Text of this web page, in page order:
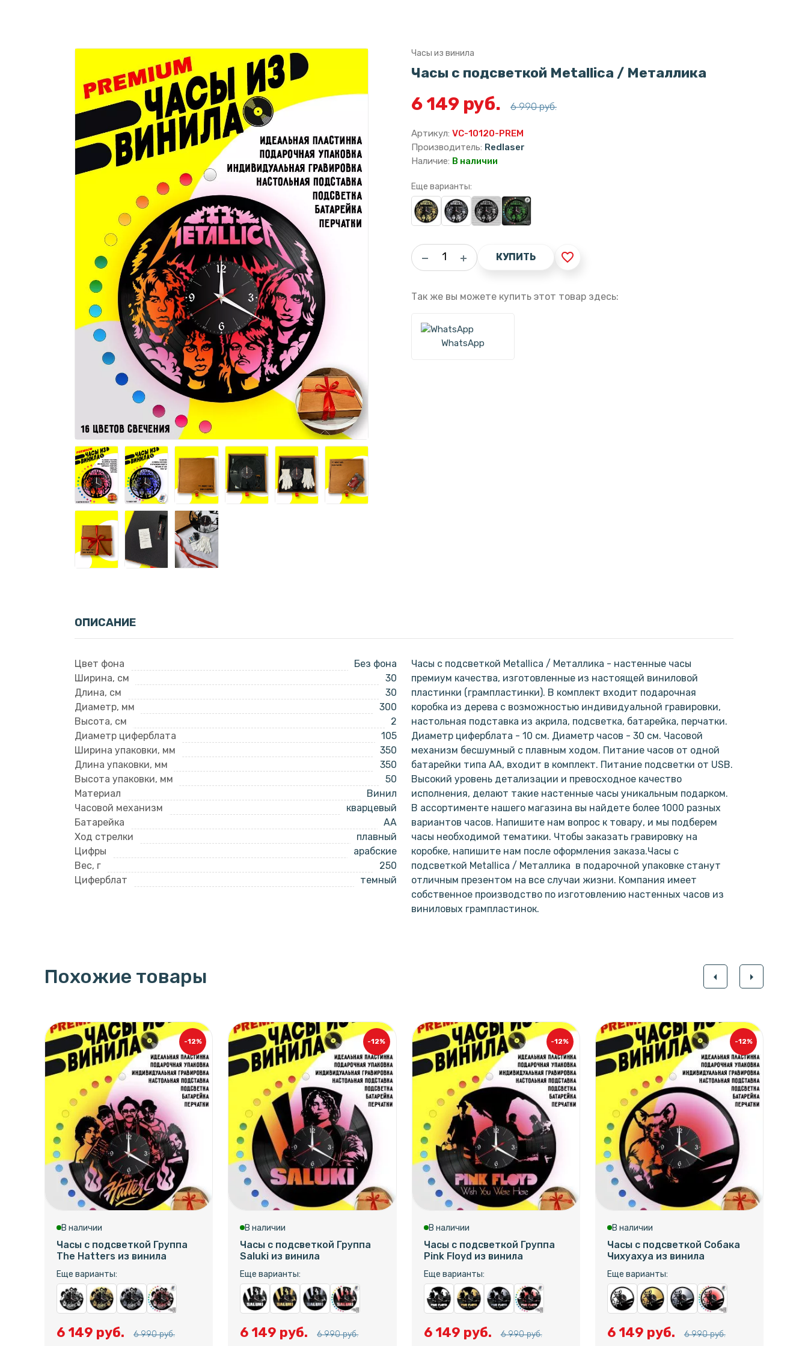
Часы из винила
Часы с подсветкой Metallica / Металлика
6 149 руб. 6 990 руб.
Артикул: VC-10120-PREM
Производитель: Redlaser
Наличие: В наличии
Еще варианты:
КУПИТЬ favorite_border
Так же вы можете купить этот товар здесь:
WhatsApp
ОПИСАНИЕ
Цвет фона
Без фона
Ширина, см
30
Длина, см
30
Диаметр, мм
300
Высота, см
2
Диаметр циферблата
105
Ширина упаковки, мм
350
Длина упаковки, мм
350
Высота упаковки, мм
50
Материал
Винил
Часовой механизм
кварцевый
Батарейка
AA
Ход стрелки
плавный
Цифры
арабские
Вес, г
250
Циферблат
темный
Часы с подсветкой Metallica / Металлика - настенные часы
премиум качества, изготовленные из настоящей виниловой
пластинки (грампластинки). В комплект входит подарочная
коробка из дерева с возможностью индивидуальной гравировки,
настольная подставка из акрила, подсветка, батарейка, перчатки.
Диаметр циферблата - 10 см. Диаметр часов - 30 см. Часовой
механизм бесшумный с плавным ходом. Питание часов от одной
батарейки типа АА, входит в комплект. Питание подсветки от USB.
Высокий уровень детализации и превосходное качество
исполнения, делают такие настенные часы уникальным подарком.
В ассортименте нашего магазина вы найдете более 1000 разных
вариантов часов. Напишите нам вопрос к товару, и мы подберем
часы необходимой тематики. Чтобы заказать гравировку на
коробке, напишите нам после оформления заказа.Часы с
подсветкой Metallica / Металлика в подарочной упаковке станут
отличным презентом на все случаи жизни. Компания имеет
собственное производство по изготовлению настенных часов из
виниловых грампластинок.
Похожие товары arrow_left arrow_right
-12%
В наличии
Часы с подсветкой Группа
The Hatters из винила
Еще варианты:
6 149 руб. 6 990 руб.
-12%
В наличии
Часы с подсветкой Группа
Saluki из винила
Еще варианты:
6 149 руб. 6 990 руб.
-12%
В наличии
Часы с подсветкой Группа
Pink Floyd из винила
Еще варианты:
6 149 руб. 6 990 руб.
-12%
В наличии
Часы с подсветкой Собака
Чихуахуа из винила
Еще варианты:
6 149 руб. 6 990 руб.